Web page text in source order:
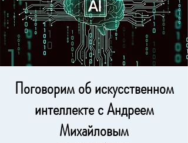
Поговорим об искусственном
интеллекте с Андреем
Михайловым